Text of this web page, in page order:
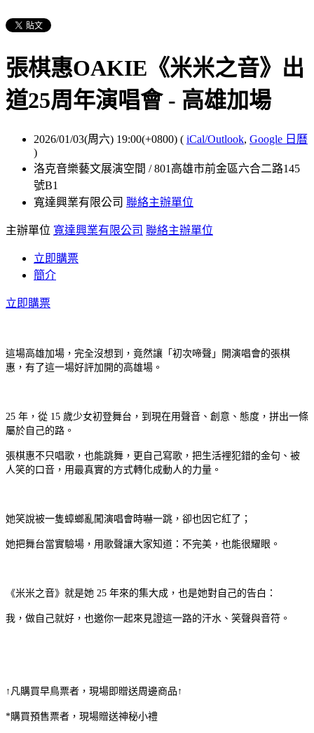
張棋惠OAKIE《米米之音》出
道25周年演唱會 - 高雄加場
2026/01/03(周六) 19:00(+0800) ( iCal/Outlook, Google 日曆
)
洛克音樂藝文展演空間 / 801高雄市前金區六合二路145
號B1
寬達興業有限公司 聯絡主辦單位
主辦單位 寬達興業有限公司 聯絡主辦單位
立即購票
簡介
立即購票
這場高雄加場，完全沒想到，竟然讓「初次啼聲」開演唱會的張棋
惠，有了這一場好評加開的高雄場。
25 年，從 15 歲少女初登舞台，到現在用聲音、創意、態度，拼出一條
屬於自己的路。
張棋惠不只唱歌，也能跳舞，更自己寫歌，把生活裡犯錯的金句、被
人笑的口音，用最真實的方式轉化成動人的力量。
她笑說被一隻蟑螂亂闖演唱會時嚇一跳，卻也因它紅了；
她把舞台當實驗場，用歌聲讓大家知道：不完美，也能很耀眼。
《米米之音》就是她 25 年來的集大成，也是她對自己的告白：
我，做自己就好，也邀你一起來見證這一路的汗水、笑聲與音符。
↑凡購買早鳥票者，現場即贈送周邊商品↑
*購買預售票者，現場贈送神秘小禮